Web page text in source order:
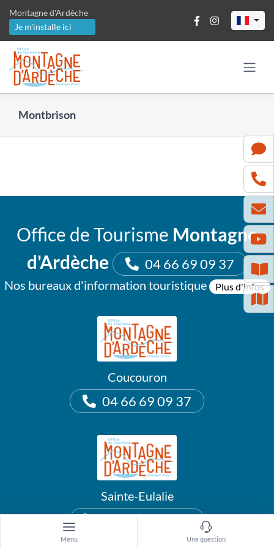
contenu
Montagne d'Ardèche
Je m'installe ici
Montbrison
Office de Tourisme Montagne
d'Ardèche
04 66 69 09 37
Nos bureaux d'information touristique Plus d'infos
Coucouron
04 66 69 09 37
Sainte-Eulalie
04 75 38 89 78
Menu Une question